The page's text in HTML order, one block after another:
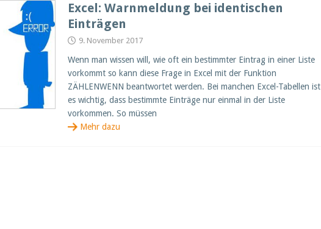
Excel: Warnmeldung bei identischen
Einträgen
9. November 2017
Wenn man wissen will, wie oft ein bestimmter Eintrag in einer Liste
vorkommt so kann diese Frage in Excel mit der Funktion
ZÄHLENWENN beantwortet werden. Bei manchen Excel-Tabellen ist
es wichtig, dass bestimmte Einträge nur einmal in der Liste
vorkommen. So müssen
Mehr dazu